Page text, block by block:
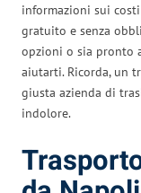
informazioni sui
gratuito e senza
opzioni o sia pronto
aiutarti. Ricorda, un
giusta azienda di
indolore.